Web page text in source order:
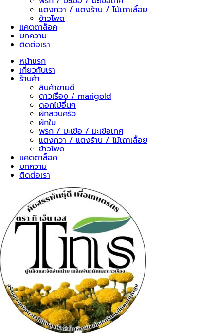
แตงกวา / แตงร้าน / ไม้เถาเลื้อย
ข้าวโพด
แคตตาล็อค
บทความ
ติดต่อเรา
หน้าแรก
เกี่ยวกับเรา
ร้านค้า
สินค้าขายดี
ดาวเรือง / marigold
ดอกไม้อื่นๆ
ผักสวนครัว
ผักใบ
พริก / มะเขือ / มะเขือเทศ
แตงกวา / แตงร้าน / ไม้เถาเลื้อย
ข้าวโพด
แคตตาล็อค
บทความ
ติดต่อเรา